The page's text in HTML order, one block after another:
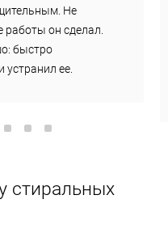
Не
работы он сделал.
быстро
устранил ее.
стиральных